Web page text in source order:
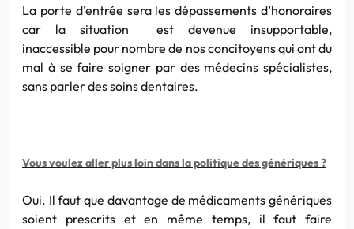
La porte d’entrée sera les dépassements d’honoraires
car la situation est devenue insupportable,
inaccessible pour nombre de nos concitoyens qui ont du
mal à se faire soigner par des médecins spécialistes,
sans parler des soins dentaires.
Vous voulez allerplusloin dans la politique des génériques ?
Oui. Ilfautque davantage de médicaments génériques
soient prescrits et en même temps,ilfaut faire